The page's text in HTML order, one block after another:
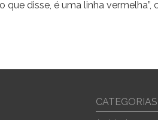
que disse, é uma linha vermelha”,
CATEGORIAS